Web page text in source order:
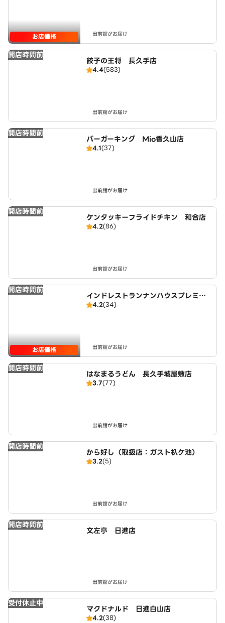
お店価格 出前館がお届け
開店時間前
餃子の王将 長久手店
4.4(583)
出前館がお届け
開店時間前
バーガーキング Mio香久山店
4.1(37)
出前館がお届け
開店時間前
ケンタッキーフライドチキン 和合店
4.2(86)
出前館がお届け
開店時間前
お店価格
インドレストランナンハウスプレミア
ム4.2(34)
出前館がお届け
開店時間前
はなまるうどん 長久手城屋敷店
3.7(77)
出前館がお届け
開店時間前
から好し（取扱店：ガスト杁ケ池）
3.2(5)
出前館がお届け
開店時間前
文左亭 日進店
出前館がお届け
受付休止中
マクドナルド 日進白山店
4.2(38)